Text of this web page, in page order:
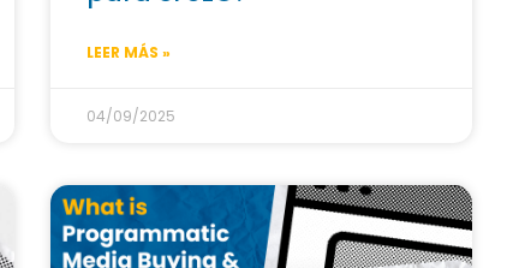
LEER MÁS »
04/09/2025